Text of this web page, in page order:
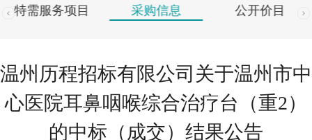
特需服务项目 采购信息 公开价目
温州历程招标有限公司关于温州市中
心医院耳鼻咽喉综合治疗台（重2）
的中标（成交）结果公告